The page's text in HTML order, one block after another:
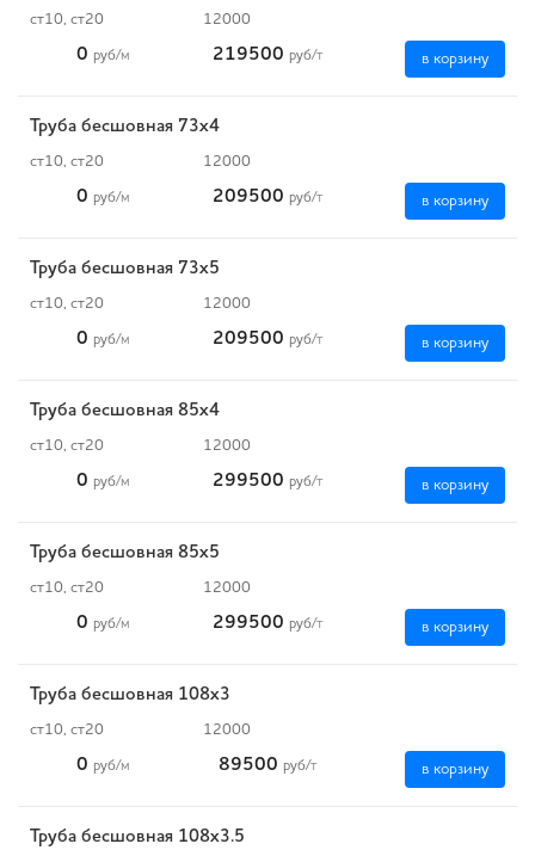
ст10, ст20 12000
0 руб/м 219500 руб/т в корзину
Труба бесшовная 73х4
ст10, ст20 12000
0 руб/м 209500 руб/т в корзину
Труба бесшовная 73х5
ст10, ст20 12000
0 руб/м 209500 руб/т в корзину
Труба бесшовная 85х4
ст10, ст20 12000
0 руб/м 299500 руб/т в корзину
Труба бесшовная 85х5
ст10, ст20 12000
0 руб/м 299500 руб/т в корзину
Труба бесшовная 108х3
ст10, ст20 12000
0 руб/м 89500 руб/т в корзину
Труба бесшовная 108х3.5